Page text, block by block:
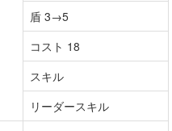
盾 3→5
コスト 18
スキル
リーダースキル